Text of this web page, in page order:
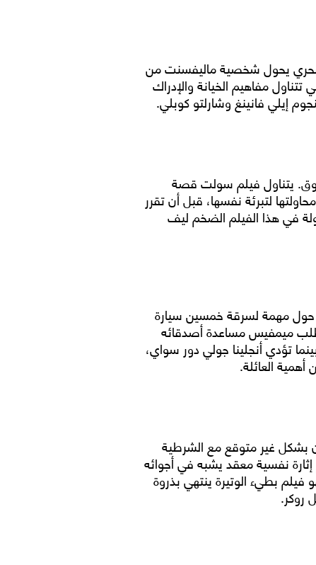
سحري يحول شخصية ماليفسنت من
مفاهيم الخيانة والإدراك
إيلي فانينغ وشارلتو كوبلي.
يتناول فيلم سولت قصة
لتبرئة نفسها، قبل أن تقرر
في هذا الفيلم الضخم ليف
حول مهمة لسرقة خمسين سيارة
يطلب ميمفيس مساعدة أصدقائه
تؤدي أنجلينا جولي دور سواي،
العائلة.
غير متوقع مع الشرطية
إثارة نفسية معقد يشبه في أجوائه
بطيء الوتيرة ينتهي بذروة
روكر.